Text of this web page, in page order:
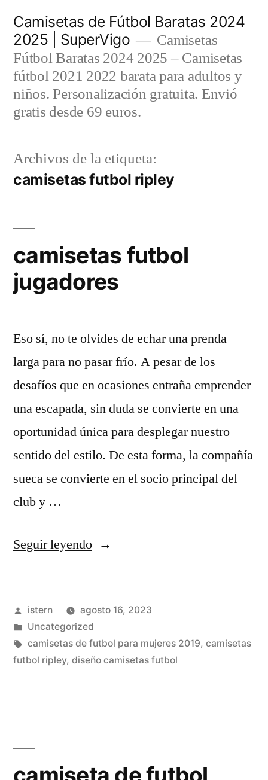
contenido
Camisetas de Fútbol Baratas 2024
2025 | SuperVigo
Camisetas
Fútbol Baratas 2024 2025 – Camisetas
fútbol 2021 2022 barata para adultos y
niños. Personalización gratuita. Envió
gratis desde 69 euros.
Archivos de la etiqueta:
camisetas futbol ripley
camisetas futbol
jugadores
Eso sí, no te olvides de echar una prenda
larga para no pasar frío. A pesar de los
desafíos que en ocasiones entraña emprender
una escapada, sin duda se convierte en una
oportunidad única para desplegar nuestro
sentido del estilo. De esta forma, la compañía
sueca se convierte en el socio principal del
club y …
Seguir leyendo«camisetas
Publicado
por
istern
agosto 16, 2023
Publicado
en
Uncategorized
Etiquetas:
camisetas de futbol para mujeres 2019, camisetas
futbol ripley, diseño camisetas futbol